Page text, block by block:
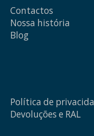
Contactos
Nossa história
Blog
Política de
Devoluções e RAL